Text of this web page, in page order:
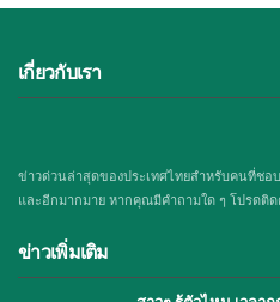
เกี่ยวกับเรา
ข่าวด่วนล่าสุดของประเทศไทยสำหรับคนที่ชอ
และอีกมากมาย หากคุณมีคำถามใด ๆ โปรดติด
ข่าวเพิ่มเติม